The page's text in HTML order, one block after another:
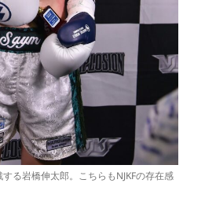
る岩橋伸太郎。こちらもNJKFの存在感